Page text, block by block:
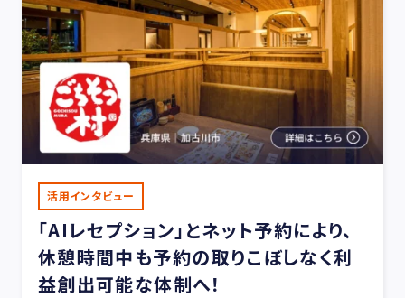
活用インタビュー
「AIレセプション」とネット予約により、
休憩時間中も予約の取りこぼしなく利
益創出可能な体制へ！